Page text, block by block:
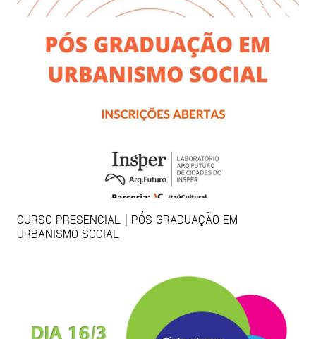
CURSO PRESENCIAL | PÓS GRADUAÇÃO EM
URBANISMO SOCIAL